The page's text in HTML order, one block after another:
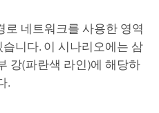
로 네트워크를 사용한 영역
니다. 이 시나리오에는 삼
강(파란색 라인)에 해당하
.